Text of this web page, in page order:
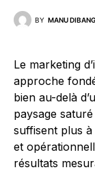
BY MANU
Le marketing
approche
bien au-delà
paysage
suffisent plus
et
résultats